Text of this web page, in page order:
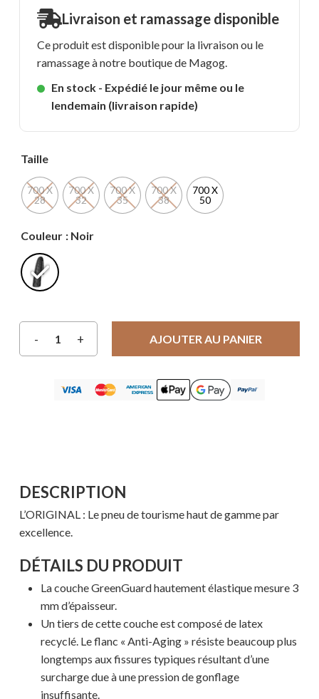
Livraison et ramassage disponible
Ce produit est disponible pour la livraison ou le
ramassage à notre boutique de Magog.
En stock - Expédié le jour même ou le
lendemain (livraison rapide)
Taille
700 X
28
700 X
32
700 X
35
700 X
38
700 X
50
Couleur : Noir
AJOUTER AU PANIER
DESCRIPTION
L’ORIGINAL : Le pneu de tourisme haut de gamme par
excellence.
DÉTAILS DU PRODUIT
La couche GreenGuard hautement élastique mesure 3
mm d’épaisseur.
Un tiers de cette couche est composé de latex
recyclé. Le flanc « Anti-Aging » résiste beaucoup plus
longtemps aux fissures typiques résultant d’une
surcharge due à une pression de gonflage
insuffisante.